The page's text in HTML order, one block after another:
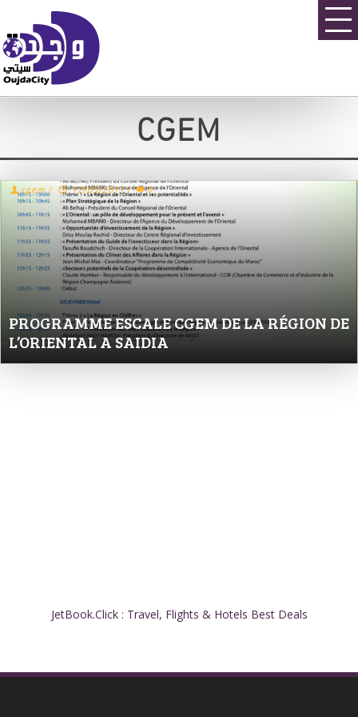
CGEM
PROGRAMME ESCALE CGEM DE LA RÉGION DE
L’ORIENTAL A SAIDIA
cgem / 12/05/2011 / 0
JetBook.Click : Travel, Flights & Hotels Best Deals